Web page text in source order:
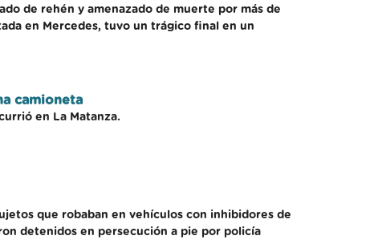
de rehén y amenazado de muerte por más de
en Mercedes, tuvo un trágico final en un
camioneta
en La Matanza.
que robaban en vehículos con inhibidores de
detenidos en persecución a pie por policía